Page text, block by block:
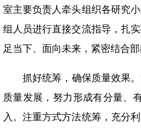
室主要负责人牵头组织各研究
组人员进行直接交流指导，扎
足当下、面向未来，紧密结合
抓好统筹，确保质量效果
质量发展，努力形成有分量、
入。注重方式方法统筹，充分